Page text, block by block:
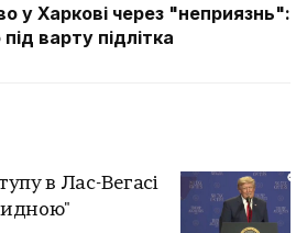
у Харкові через "неприязнь":
варту підлітка
в Лас-Вегасі